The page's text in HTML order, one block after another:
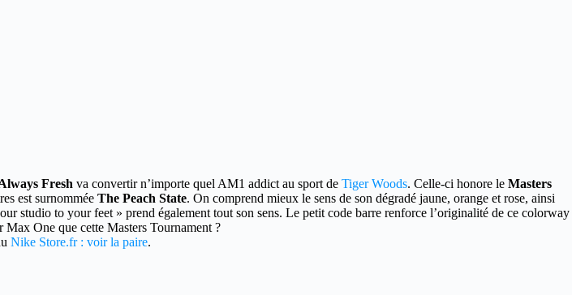
Fresh va convertir n’importe quel AM1 addict au sport de Tiger Woods. Celle-ci honore le Masters
est surnommée The Peach State. On comprend mieux le sens de son dégradé jaune, orange et rose, ainsi
studio to your feet » prend également tout son sens. Le petit code barre renforce l’originalité de ce colorway
One que cette Masters Tournament ?
Nike Store.fr : voir la paire.